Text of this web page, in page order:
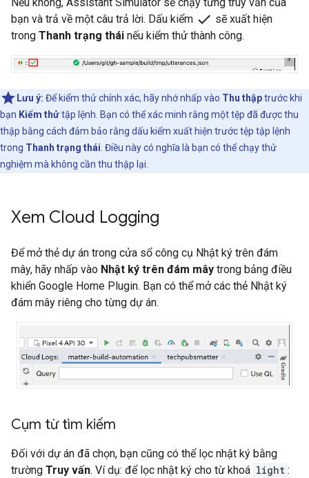
bạn và trả về một câu trả lời. Dấu kiểm check sẽ xuất hiện
trong Thanh trạng thái nếu kiểm thử thành công.
Lưu ý: Để kiểm thử chính xác, hãy nhớ nhấp vào Thu thậptrước khi
bạn Kiểm thửtập lệnh. Bạn có thể xác minh rằng một tệp đã được thu
thập bằng cách đảm bảo rằng dấu kiểm xuất hiện trước tệp tập lệnh
trong Thanh trạng thái . Điều này có nghĩa là bạn có thể chạy thử
nghiệm mà không cần thu thập lại.
Xem Cloud Logging
Để mở thẻ dự án trong cửa sổ công cụ Nhật ký trên đám
mây, hãy nhấp vào Nhật ký trên đám mây trong bảng điều
khiển Google Home Plugin. Bạn có thể mở các thẻ Nhật ký
đám mây riêng cho từng dự án.
Cụm từ tìm kiếm
Đối với dự án đã chọn, bạn cũng có thể lọc nhật ký bằng
trường Truy vấn. Ví dụ: để lọc nhật ký cho từ khoá light :